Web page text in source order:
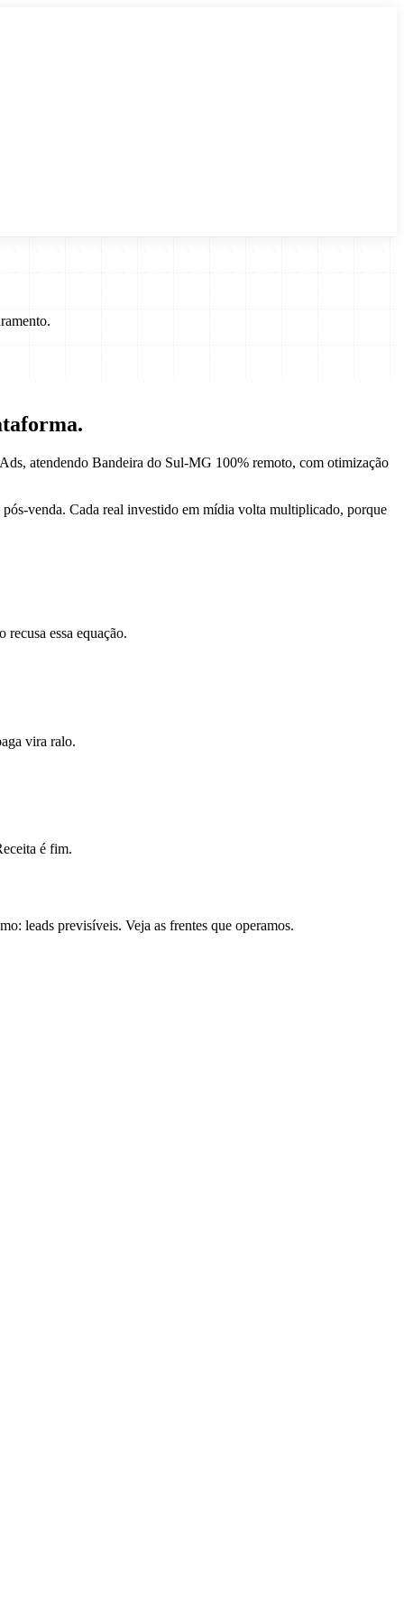
atendendo Bandeira do Sul-MG 100% remoto, com otimização
venda. Cada real investido em mídia volta multiplicado, porque
essa equação.
vira ralo.
é fim.
leads previsíveis. Veja as frentes que operamos.